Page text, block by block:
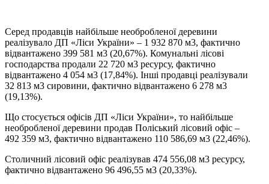
Серед продавців найбільше необробленої деревини
реалізувало ДП «Ліси України» – 1 932 870 м3, фактично
відвантажено 399 581 м3 (20,67%). Комунальні лісові
господарства продали 22 720 м3 ресурсу, фактично
відвантажено 4 054 м3 (17,84%). Інші продавці реалізували
32 813 м3 сировини, фактично відвантажено 6 278 м3
(19,13%).
Що стосується офісів ДП «Ліси України», то найбільше
необробленої деревини продав Поліський лісовий офіс –
492 359 м3, фактично відвантажено 110 586,69 м3 (22,46%).
Столичний лісовий офіс реалізував 474 556,08 м3 ресурсу,
фактично відвантажено 96 496,55 м3 (20,33%).